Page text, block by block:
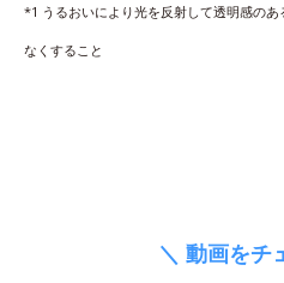
*1 うるおいにより光を反射して透明感の
なくすること
＼ 動画をチ